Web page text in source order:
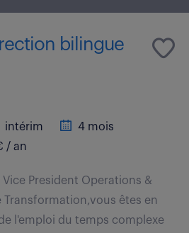
bilingue
intérim
4 mois
/ an
President Operations &
Transformation,vous êtes en
l'emploi du temps complexe